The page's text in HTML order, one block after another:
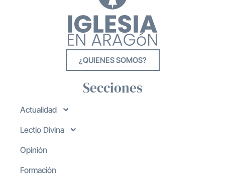
¿QUIENES SOMOS?
Secciones
Actualidad
Lectio Divina
Opinión
Formación